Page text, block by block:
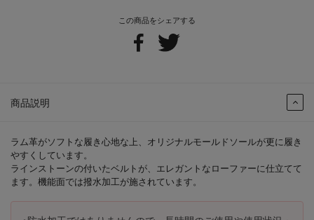
この商品をシェアする
商品説明
ラム革がソフトな履き心地な上、オリジナルモールドソールが更に履き
やすくしています。
ラインストーンの付いたベルトが、エレガントなローファーに仕立てて
ます。機能面では撥水加工が施されています。